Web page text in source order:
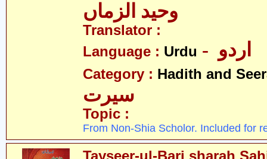
وحید الزماں
Translator :
Language : Urdu
Category : Hadith and
سیرت
Topic :
From Non-Shia Scholor. Included for